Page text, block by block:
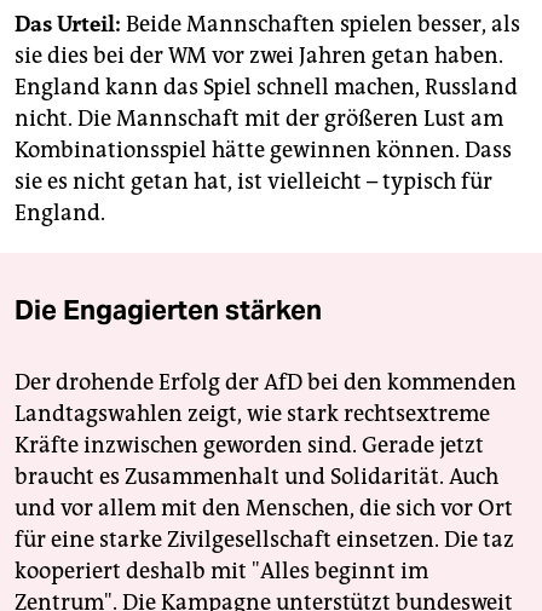
Das Urteil: Beide Mannschaften spielen besser, als
sie dies bei der WM vor zwei Jahren getan haben.
England kann das Spiel schnell machen, Russland
nicht. Die Mannschaft mit der größeren Lust am
Kombinationsspiel hätte gewinnen können. Dass
sie es nicht getan hat, ist vielleicht – typisch für
England.
Die Engagierten stärken
Der drohende Erfolg der AfD bei den kommenden
Landtagswahlen zeigt, wie stark rechtsextreme
Kräfte inzwischen geworden sind. Gerade jetzt
braucht es Zusammenhalt und Solidarität. Auch
und vor allem mit den Menschen, die sich vor Ort
für eine starke Zivilgesellschaft einsetzen. Die taz
kooperiert deshalb mit "Alles beginnt im
Zentrum". Die Kampagne unterstützt bundesweit